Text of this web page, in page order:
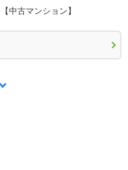
中古マンション】